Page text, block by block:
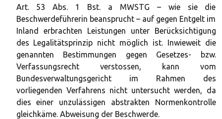
Art. 53 Abs. 1 Bst. a MWSTG – wie sie die
Beschwerdeführerin beansprucht – auf gegen Entgelt im
Inland erbrachten Leistungen unter Berücksichtigung
des Legalitätsprinzip nicht möglich ist. Inwieweit die
genannten Bestimmungen gegen Gesetzes- bzw.
Verfassungsrecht verstossen, kann vom
Bundesverwaltungsgericht im Rahmen des
vorliegenden Verfahrens nicht untersucht werden, da
dies einer unzulässigen abstrakten Normenkontrolle
gleichkäme. Abweisung der Beschwerde.